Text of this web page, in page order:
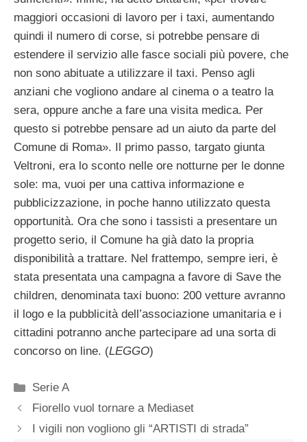
maggiori occasioni di lavoro per i taxi, aumentando
quindi il numero di corse, si potrebbe pensare di
estendere il servizio alle fasce sociali più povere, che
non sono abituate a utilizzare il taxi. Penso agli
anziani che vogliono andare al cinema o a teatro la
sera, oppure anche a fare una visita medica. Per
questo si potrebbe pensare ad un aiuto da parte del
Comune di Roma». Il primo passo, targato giunta
Veltroni, era lo sconto nelle ore notturne per le donne
sole: ma, vuoi per una cattiva informazione e
pubblicizzazione, in poche hanno utilizzato questa
opportunità. Ora che sono i tassisti a presentare un
progetto serio, il Comune ha già dato la propria
disponibilità a trattare. Nel frattempo, sempre ieri, è
stata presentata una campagna a favore di Save the
children, denominata taxi buono: 200 vetture avranno
il logo e la pubblicità dell’associazione umanitaria e i
cittadini potranno anche partecipare ad una sorta di
concorso on line. (LEGGO)
Categorie
Serie A
Fiorello vuol tornare a Mediaset
I vigili non vogliono gli “ARTISTI di strada”